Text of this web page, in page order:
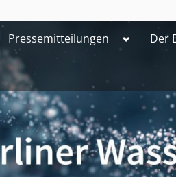
Pressemitteilungen ToggleDer